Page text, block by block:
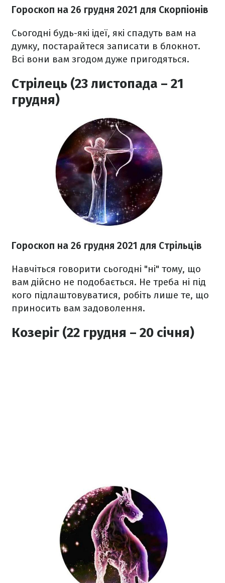
Гороскоп на 26 грудня 2021 для Скорпіонів
Сьогодні будь-які ідеї, які спадуть вам на
думку, постарайтеся записати в блокнот.
Всі вони вам згодом дуже пригодяться.
Стрілець (23 листопада – 21
грудня)
Гороскоп на 26 грудня 2021 для Стрільців
Навчіться говорити сьогодні "ні" тому, що
вам дійсно не подобається. Не треба ні під
кого підлаштовуватися, робіть лише те, що
приносить вам задоволення.
Козеріг (22 грудня – 20 січня)